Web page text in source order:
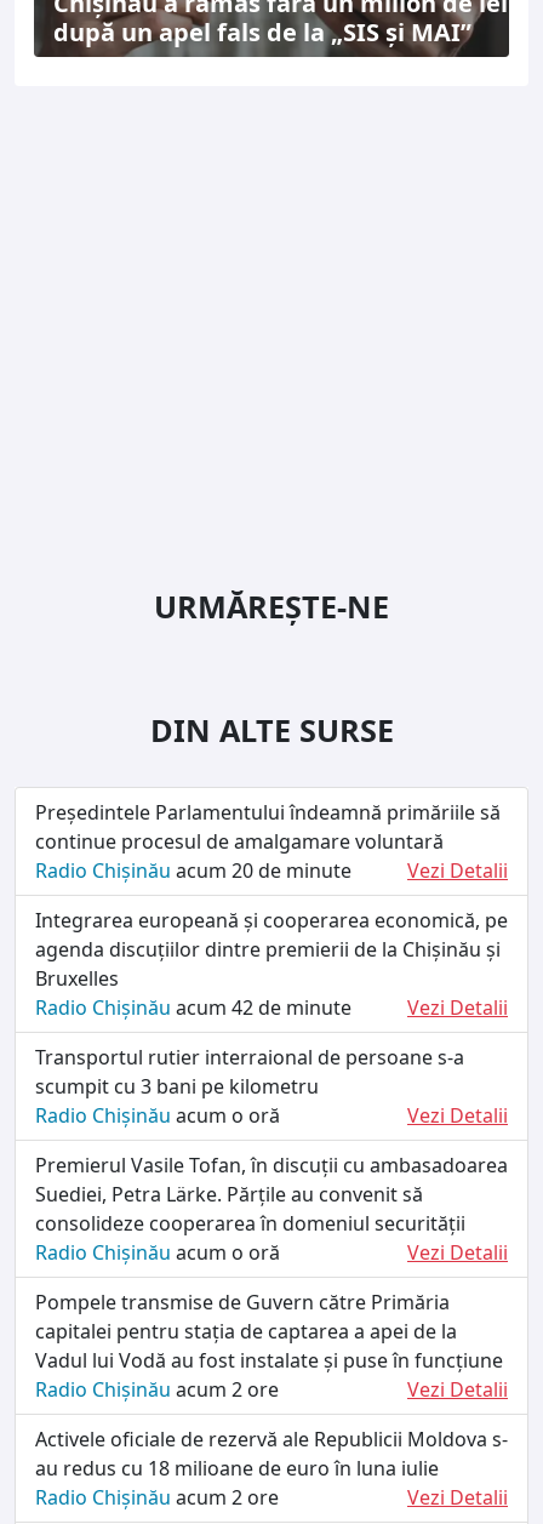
după un apel fals de la „SIS și MAI”
URMĂREȘTE-NE
DIN ALTE SURSE
Președintele Parlamentului îndeamnă primăriile să
continue procesul de amalgamare voluntară
Radio Chișinău acum 20 de minute
Vezi Detalii
Integrarea europeană și cooperarea economică, pe
agenda discuțiilor dintre premierii de la Chișinău și
Bruxelles
Radio Chișinău acum 42 de minute
Vezi Detalii
Transportul rutier interraional de persoane s-a
scumpit cu 3 bani pe kilometru
Radio Chișinău acum o oră
Vezi Detalii
Premierul Vasile Tofan, în discuții cu ambasadoarea
Suediei, Petra Lärke. Părțile au convenit să
consolideze cooperarea în domeniul securității
Radio Chișinău acum o oră
Vezi Detalii
Pompele transmise de Guvern către Primăria
capitalei pentru stația de captarea a apei de la
Vadul lui Vodă au fost instalate și puse în funcțiune
Radio Chișinău acum 2 ore
Vezi Detalii
Activele oficiale de rezervă ale Republicii Moldova s-
au redus cu 18 milioane de euro în luna iulie
Radio Chișinău acum 2 ore
Vezi Detalii